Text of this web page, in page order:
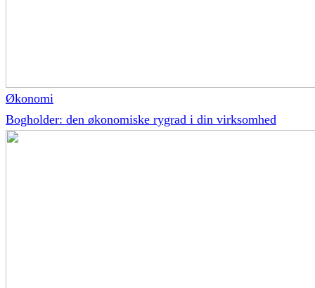
Økonomi
Bogholder: den økonomiske rygrad i din virksomhed